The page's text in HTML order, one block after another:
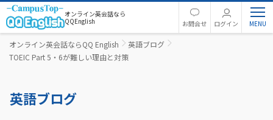
オンライン英会話なら
QQEnglish
お問合せ ログイン
オンライン英会話ならQQ English
英語ブログ
TOEIC Part 5・6が難しい理由と対策
英語ブログ